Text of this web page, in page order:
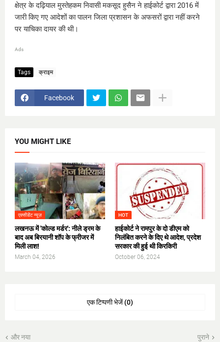
क्षेत्र के दढ़ियाल मुस्तेहकम निवासी मकसूद हुसैन ने हाईकोर्ट द्वारा 2016 में
जारी किए गए आदेशों का पालन जिला प्रशासन के अफसरों द्वारा नहीं करने
पर याचिका दायर की थी।
Ads
Tags क्राइम
Facebook
YOU MIGHT LIKE
एक्सीडेंट न्यूज़
लखनऊ में 'कोल्ड मर्डर': नीले ड्रम के
बाद अब बिरयानी शॉप के फ्रीजर में
मिली लाश!
March 04, 2026
HOT
हाईकोर्ट ने रामपुर के दो डीएम को
निलंबित करने के दिए थे आदेश, प्रदेश
सरकार की हुई थी किरकिरी
October 06, 2024
एक टिप्पणी भेजें (0)
और नया पुराने